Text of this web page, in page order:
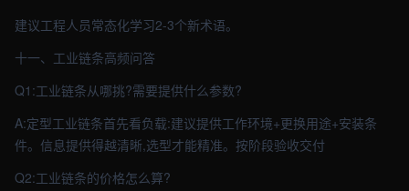
建议工程人员常态化学习2-3个新术语。
十一、工业链条高频问答
Q1:工业链条从哪挑?需要提供什么参数?
A:定型工业链条首先看负载:建议提供工作环境+更换用途+安装条
件。信息提供得越清晰,选型才能精准。按阶段验收交付
Q2:工业链条的价格怎么算?